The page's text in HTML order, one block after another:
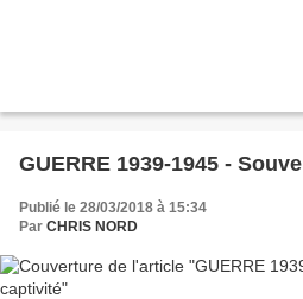
GUERRE 1939-1945 -
Publié le 28/03/2018 à 15:34
Par CHRIS NORD